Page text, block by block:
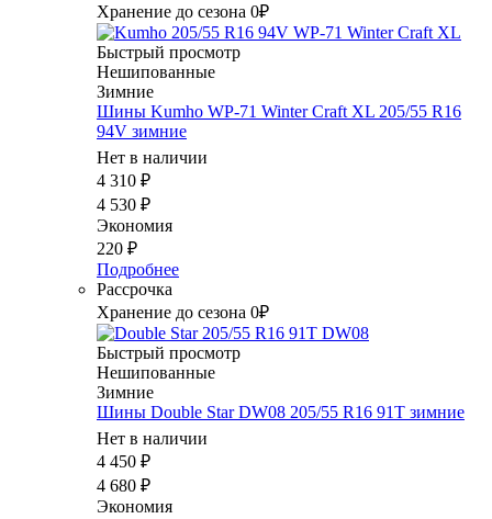
Хранение до сезона 0₽
Быстрый просмотр
Нешипованные
Зимние
Шины Kumho WP-71 Winter Craft XL 205/55 R16
94V зимние
Нет в наличии
4 310 ₽
4 530 ₽
Экономия
220 ₽
Подробнее
Рассрочка
Хранение до сезона 0₽
Быстрый просмотр
Нешипованные
Зимние
Шины Double Star DW08 205/55 R16 91T зимние
Нет в наличии
4 450 ₽
4 680 ₽
Экономия